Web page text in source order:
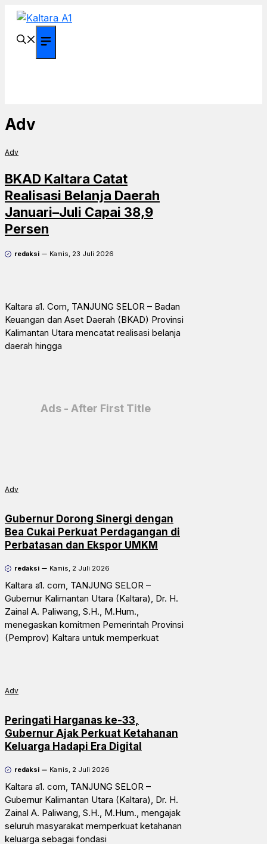
Langsung
Adv
Adv
BKAD Kaltara Catat
Realisasi Belanja Daerah
Januari–Juli Capai 38,9
Persen
redaksi Kamis, 23 Juli 2026
Kaltara a1. Com, TANJUNG SELOR – Badan
Keuangan dan Aset Daerah (BKAD) Provinsi
Kalimantan Utara mencatat realisasi belanja
daerah hingga
Ads - After First Title
Adv
Gubernur Dorong Sinergi dengan
Bea Cukai Perkuat Perdagangan di
Perbatasan dan Ekspor UMKM
redaksi Kamis, 2 Juli 2026
Kaltara a1. com, TANJUNG SELOR –
Gubernur Kalimantan Utara (Kaltara), Dr. H.
Zainal A. Paliwang, S.H., M.Hum.,
menegaskan komitmen Pemerintah Provinsi
(Pemprov) Kaltara untuk memperkuat
Adv
Peringati Harganas ke-33,
Gubernur Ajak Perkuat Ketahanan
Keluarga Hadapi Era Digital
redaksi Kamis, 2 Juli 2026
Kaltara a1. com, TANJUNG SELOR –
Gubernur Kalimantan Utara (Kaltara), Dr. H.
Zainal A. Paliwang, S.H., M.Hum., mengajak
seluruh masyarakat memperkuat ketahanan
keluarga sebagai fondasi